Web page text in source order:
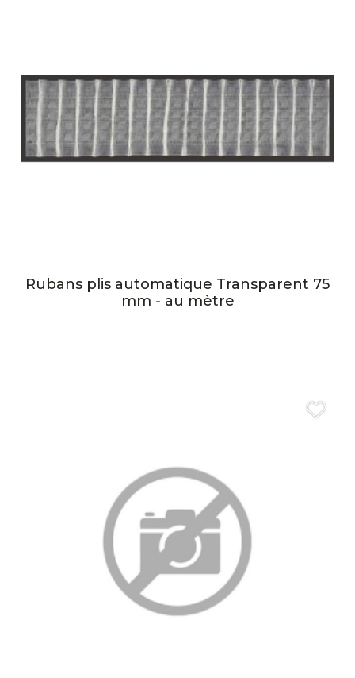
Rubans plis automatique Transparent 75
mm - au mètre